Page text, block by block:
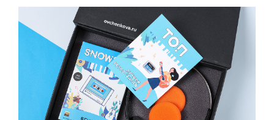
ОТПРАВИТЬ